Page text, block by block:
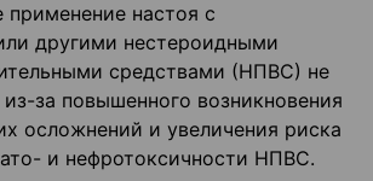
настоя с
другими нестероидными
средствами (НПВС) не
за повышенного возникновения
осложнений и увеличения риска
и нефротоксичности НПВС.